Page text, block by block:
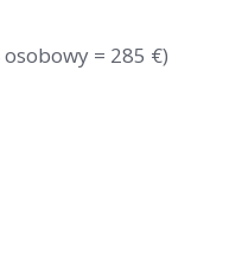
= 285 €)